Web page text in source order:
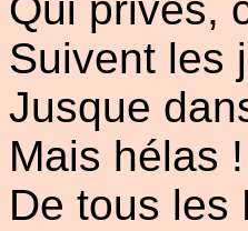
Qui privés,
Suivent les
Jusque
Mais hélas
De tous les